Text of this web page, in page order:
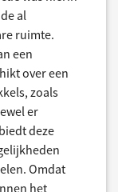
al
ruimte.
een
over een
zoals
er
deze
Omdat
het